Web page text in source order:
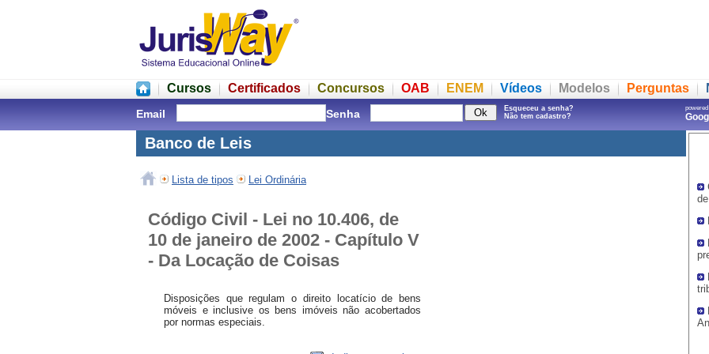
Cursos Certificados Concursos OAB ENEM Vídeos Modelos Perguntas
Email Senha
Esqueceu a senha?
Não tem cadastro?
powered
Banco de Leis
Lista de tipos Lei Ordinária
Código Civil - Lei no 10.406, de
10 de janeiro de 2002 - Capítulo V
- Da Locação de Coisas
Disposições que regulam o direito locatício de bens
móveis e inclusive os bens imóveis não acobertados
por normas especiais.